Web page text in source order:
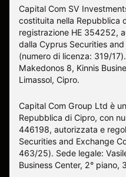
Capital Com SV
costituita nella Repubblica
registrazione HE 354252,
dalla Cyprus Securities
(numero di licenza: 319/
Makedonos 8, Kinnis
Limassol, Cipro.
Capital Com Group Ltd è
Repubblica di Cipro, con
446198, autorizzata e
Securities and Exchange
463/25). Sede legale:
Business Center, 2° piano,